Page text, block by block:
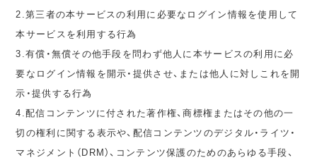
2.第三者の本サービスの利用に必要なログイン情報を使用して
本サービスを利用する行為
3.有償・無償その他手段を問わず他人に本サービスの利用に必
要なログイン情報を開示・提供させ、または他人に対しこれを開
示・提供する行為
4.配信コンテンツに付された著作権、商標権またはその他の一
切の権利に関する表示や、配信コンテンツのデジタル・ライツ・
マネジメント（DRM）、コンテンツ保護のためのあらゆる手段、